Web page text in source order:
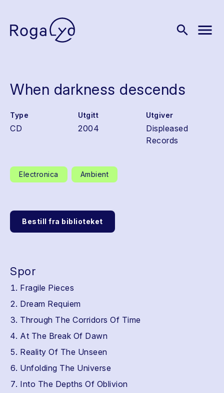
search menu
When darkness descends
Type
CD
Utgitt
2004
Utgiver
Displeased
Records
Electronica Ambient
Bestill fra biblioteket
Spor
Fragile Pieces
Dream Requiem
Through The Corridors Of Time
At The Break Of Dawn
Reality Of The Unseen
Unfolding The Universe
Into The Depths Of Oblivion